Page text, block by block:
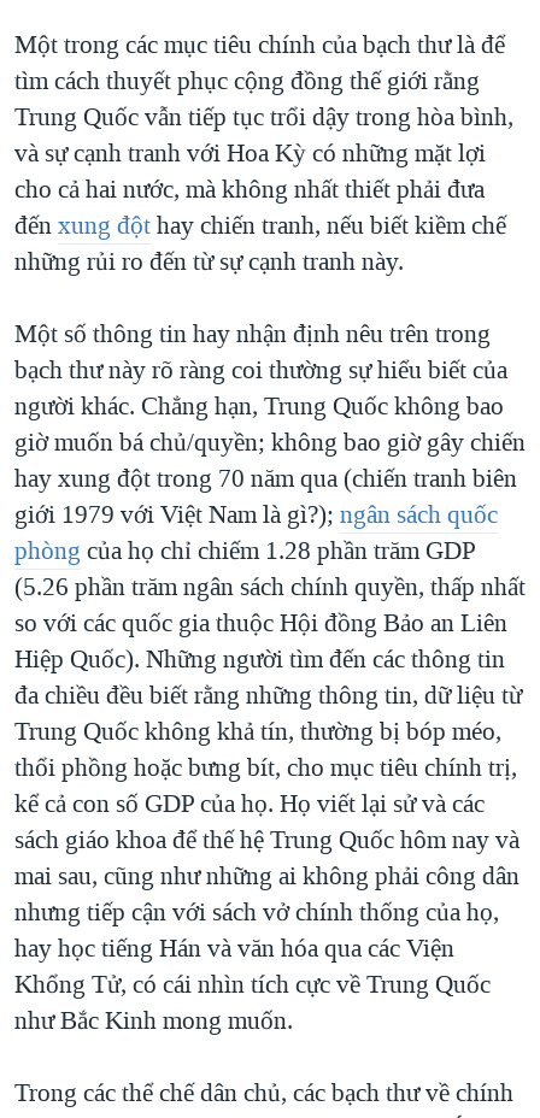
Một trong các mục tiêu chính của bạch thư là để
tìm cách thuyết phục cộng đồng thế giới rằng
Trung Quốc vẫn tiếp tục trổi dậy trong hòa bình,
và sự cạnh tranh với Hoa Kỳ có những mặt lợi
cho cả hai nước, mà không nhất thiết phải đưa
đếnxung độthay chiến tranh, nếu biết kiềm chế
những rủi ro đến từ sự cạnh tranh này.
Một số thông tin hay nhận định nêu trên trong
bạch thư này rõ ràng coi thường sự hiểu biết của
người khác. Chẳng hạn, Trung Quốc không bao
giờ muốn bá chủ/quyền; không bao giờ gây chiến
hay xung đột trong 70 năm qua (chiến tranh biên
giới 1979 với Việt Nam là gì?); ngân sách quốc
phòng của họ chỉ chiếm 1.28 phần trăm GDP
(5.26 phần trăm ngân sách chính quyền, thấp nhất
so với các quốc gia thuộc Hội đồng Bảo an Liên
Hiệp Quốc). Những người tìm đến các thông tin
đa chiều đều biết rằng những thông tin, dữ liệu từ
Trung Quốc không khả tín, thường bị bóp méo,
thổi phồng hoặc bưng bít, cho mục tiêu chính trị,
kể cả con số GDP của họ. Họ viết lại sử và các
sách giáo khoa để thế hệ Trung Quốc hôm nay và
mai sau, cũng như những ai không phải công dân
nhưng tiếp cận với sách vở chính thống của họ,
hay học tiếng Hán và văn hóa qua các Viện
Khổng Tử, có cái nhìn tích cực về Trung Quốc
như Bắc Kinh mong muốn.
Trong các thể chế dân chủ, các bạch thư về chính